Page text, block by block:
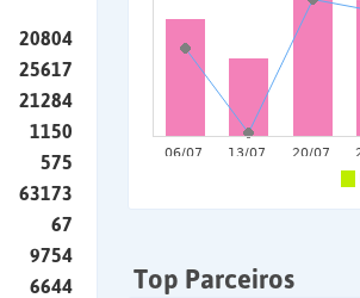
20804
25617
21284
1150
575
63173
67
9754
6644 Top Parceiros